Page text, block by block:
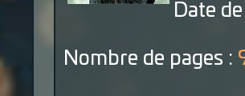
Date
Nombre de pages :